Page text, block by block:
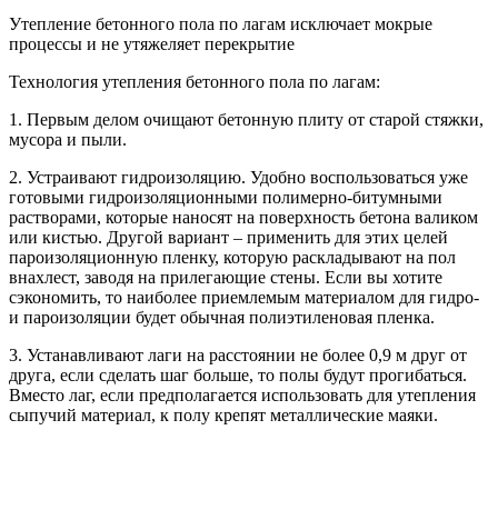
Утепление бетонного пола по лагам исключает мокрые
процессы и не утяжеляет перекрытие
Технология утепления бетонного пола по лагам:
1. Первым делом очищают бетонную плиту от старой стяжки,
мусора и пыли.
2. Устраивают гидроизоляцию. Удобно воспользоваться уже
готовыми гидроизоляционными полимерно-битумными
растворами, которые наносят на поверхность бетона валиком
или кистью. Другой вариант – применить для этих целей
пароизоляционную пленку, которую раскладывают на пол
внахлест, заводя на прилегающие стены. Если вы хотите
сэкономить, то наиболее приемлемым материалом для гидро-
и пароизоляции будет обычная полиэтиленовая пленка.
3. Устанавливают лаги на расстоянии не более 0,9 м друг от
друга, если сделать шаг больше, то полы будут прогибаться.
Вместо лаг, если предполагается использовать для утепления
сыпучий материал, к полу крепят металлические маяки.